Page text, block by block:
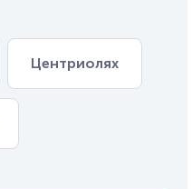
Центриолях